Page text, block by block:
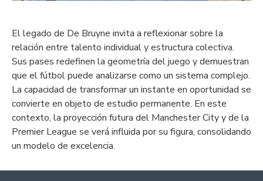
El legado de De Bruyne invita a reflexionar sobre la
relación entre talento individual y estructura colectiva.
Sus pases redefinen la geometría del juego y demuestran
que el fútbol puede analizarse como un sistema complejo.
La capacidad de transformar un instante en oportunidad se
convierte en objeto de estudio permanente. En este
contexto, la proyección futura del Manchester City y de la
Premier League se verá influida por su figura, consolidando
un modelo de excelencia.